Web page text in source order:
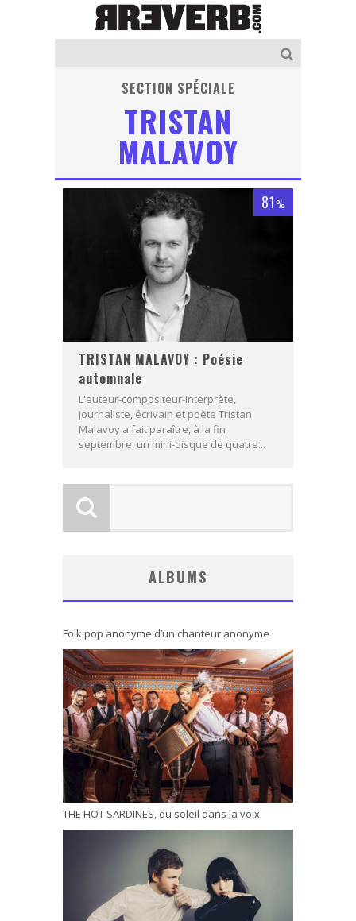
SECTION SPÉCIALE
TRISTAN
MALAVOY
81%
TRISTAN MALAVOY : Poésie
automnale
L'auteur-compositeur-interprète,
journaliste, écrivain et poète Tristan
Malavoy a fait paraître, à la fin
septembre, un mini-disque de quatre...
ALBUMS
Folk pop anonyme d’un chanteur anonyme
THE HOT SARDINES, du soleil dans la voix